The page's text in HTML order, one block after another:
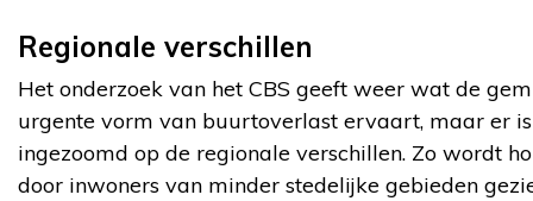
Regionale verschillen
Het onderzoek van het CBS geeft weer wat de
urgente vorm van buurtoverlast ervaart, maar er
ingezoomd op de regionale verschillen. Zo wordt
door inwoners van minder stedelijke gebieden